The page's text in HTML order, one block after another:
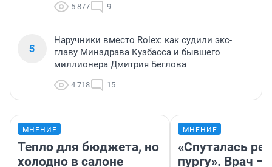
5 877 9
5
Наручники вместо Rolex: как судили экс-
главу Минздрава Кузбасса и бывшего
миллионера Дмитрия Беглова
4 718 15
МНЕНИЕ
Тепло для бюджета, но
холодно в салоне
МНЕНИЕ
«Спуталась
пургу». Врач —